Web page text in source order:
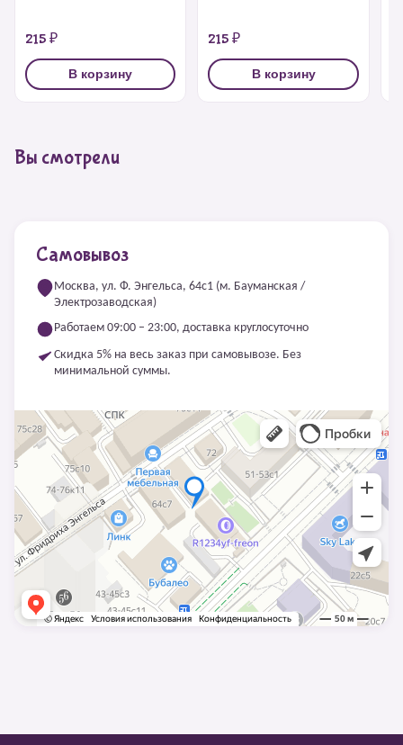
215 ₽
В корзину
215 ₽
В корзину
Вы смотрели
Самовывоз
Москва, ул. Ф. Энгельса, 64с1 (м. Бауманская /
Электрозаводская)
Работаем 09:00 – 23:00, доставка круглосуточно
Скидка 5% на весь заказ при самовывозе. Без
минимальной суммы.